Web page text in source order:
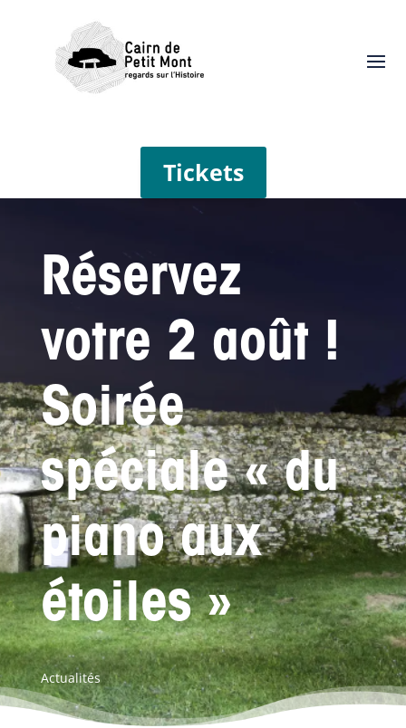
Tickets
Réservez
votre 2 août !
Soirée
spéciale « du
piano aux
étoiles »
Actualités